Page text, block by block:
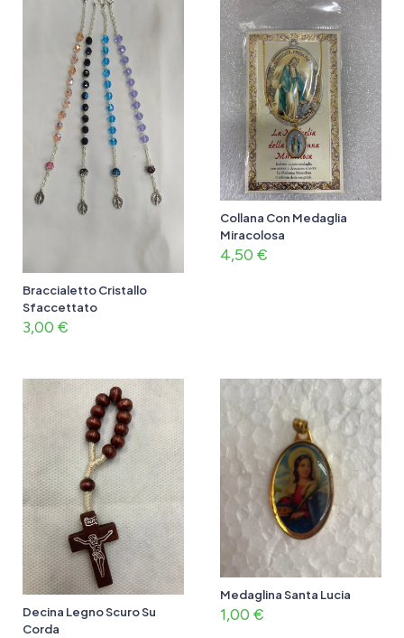
Braccialetto Cristallo
Sfaccettato
3,00 €
Collana Con Medaglia
Miracolosa
4,50 €
Decina Legno Scuro Su
Corda
Medaglina Santa Lucia
1,00 €